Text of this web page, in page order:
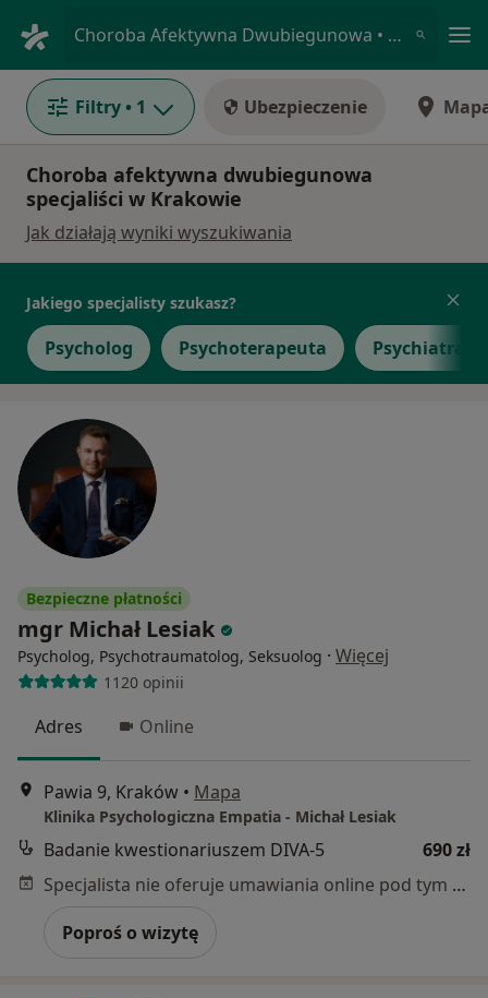
Choroba Afektywna Dwubiegunowa • Kraków, małopolskie
Filtry • 1 Ubezpieczenie
Choroba afektywna dwubiegunowa
specjaliści w Krakowie
Jak działają wyniki wyszukiwania
Jakiego specjalisty szukasz?
Psycholog Psychoterapeuta Psychiatra
Bezpieczne płatności
mgr Michał Lesiak
Psycholog, Psychotraumatolog, Seksuolog · Więcej
1120 opinii
Adres Online
Pawia 9, Kraków • Mapa
Klinika Psychologiczna Empatia - Michał Lesiak
Badanie kwestionariuszem DIVA-5
690 zł
Specjalista nie oferuje umawiania online pod tym adresem.
Poproś o wizytę